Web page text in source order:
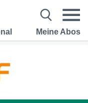
Meine Abos